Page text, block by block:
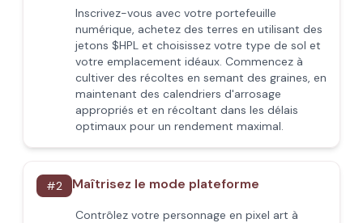
Inscrivez-vous avec votre portefeuille
numérique, achetez des terres en utilisant des
jetons $HPL et choisissez votre type de sol et
votre emplacement idéaux. Commencez à
cultiver des récoltes en semant des graines, en
maintenant des calendriers d'arrosage
appropriés et en récoltant dans les délais
optimaux pour un rendement maximal.
#2 Maîtrisez le mode plateforme
Contrôlez votre personnage en pixel art à